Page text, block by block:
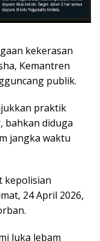
kekerasan
Kemantren
publik.
praktik
bahkan diduga
jangka waktu
kepolisian
24 April 2026,
luka lebam